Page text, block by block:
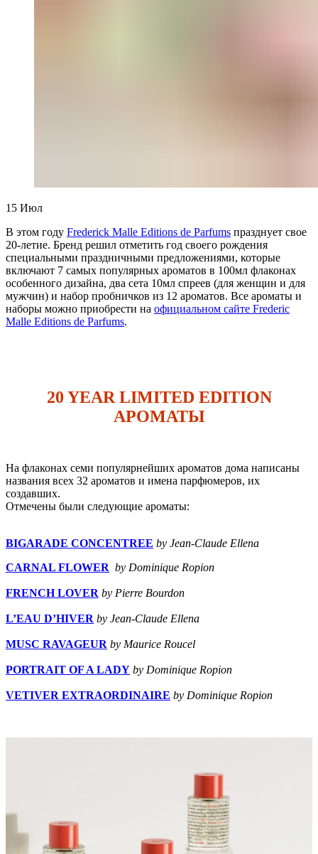
15 Июл
В этом году Frederick Malle Editions de Parfums празднует свое
20-летие. Бренд решил отметить год своего рождения
специальными праздничными предложениями, которые
включают 7 самых популярных ароматов в 100мл флаконах
особенного дизайна, два сета 10мл спреев (для женщин и для
мужчин) и набор пробничков из 12 ароматов. Все ароматы и
наборы можно приобрести на официальном сайте Frederic
Malle Editions de Parfums.
20 YEAR LIMITED EDITION
АРОМАТЫ
На флаконах семи популярнейших ароматов дома написаны
названия всех 32 ароматов и имена парфюмеров, их
создавших.
Отмечены были следующие ароматы:
BIGARADE CONCENTREE by Jean-Claude Ellena
CARNAL FLOWER by Dominique Ropion
FRENCH LOVER by Pierre Bourdon
L’EAU D’HIVER by Jean-Claude Ellena
MUSC RAVAGEUR by Maurice Roucel
PORTRAIT OF A LADY by Dominique Ropion
VETIVER EXTRAORDINAIRE by Dominique Ropion